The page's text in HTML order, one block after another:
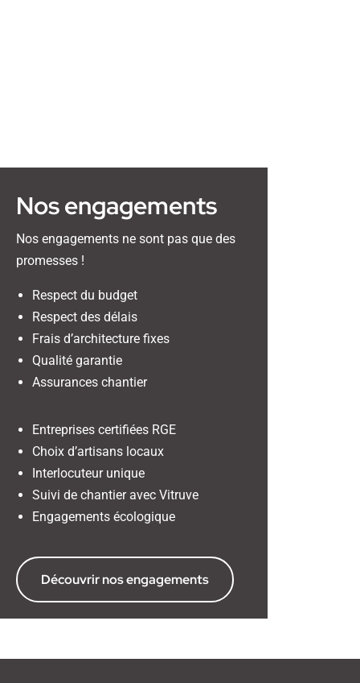
Nos engagements
Nos engagements ne sont pas que des
promesses !
Respect du budget
Respect des délais
Frais d’architecture fixes
Qualité garantie
Assurances chantier
Entreprises certifiées RGE
Choix d’artisans locaux
Interlocuteur unique
Suivi de chantier avec Vitruve
Engagements écologique
Découvrir nos engagements